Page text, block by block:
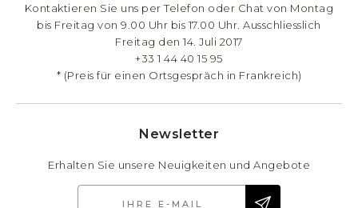
Kontaktieren Sie uns per Telefon oder Chat von Montag
bis Freitag von 9.00 Uhr bis 17.00 Uhr. Ausschliesslich
Freitag den 14. Juli 2017
+33 1 44 40 15 95
* (Preis für einen Ortsgespräch in Frankreich)
Newsletter
Erhalten Sie unsere Neuigkeiten und Angebote